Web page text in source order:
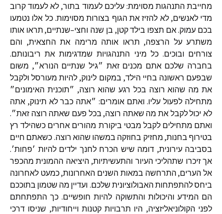
מחייבת התנהגות מסוימת:עליכם לעמוד בתור, לא לעמוד קרוב
מדי לאנשים,לא להזיז את הגוף בצורות מסוימות.כל אלו נטמעו
בכם עמוק.אם תצפו בילדקטן, בן שנה וחצי–שנתיים, תראו אותו
משתרע על הרצפה, תראו אותה מרימה את החצאית, והם
צורחים ובוכים.כל מיני התנהגויות שמדגימות את ריבונותם.
בחברה שלכם אתם מכנים זאת ״גיל שנתיים הנורא״, משום
שבפעם ראשונה בחיי הילד, במקום לינוק, להיות מעורסל ולקבל
את מה שהוא רוצה בכל רגע שהוא רוצה, ״תוכנית האימונים״
מתחילה לפעול עליו. ואתם אומרים: ״אתה כבר לא תינוק, אתה
לא יכוללקבל את מה שאתה רוצה, בכל פעם שאתה רוצה זאת״.
ואתם מתחילים לקבל מבטי ביקורת מהורים אחרים כשהילד רץ
בטירוף בחנות, מחזיק בחוזקה במשהו שהוא רוצה. כשאתם חיים
בסביבה עירונית, דומה שיש הכרח לחנך ילדים להיות ׳פחות׳.
אך זיכרו שתהליכי העיור והתעשיתיות, היציאה ההמונית מהכפר
אל הערים, התרחשה במאות השנים האחרונות,כמעט לאחרונה
ביחסלהתפתחות האבולוציונית שלכם. ועדיין מה שטמון בתוככם
הם המידע והיכולות והתשוקה להיות חופשיים. כך התפתחתם
לפני הקולוניאליזציה, היו תרבויות קטנות וייחודיות, שניסו דרכי